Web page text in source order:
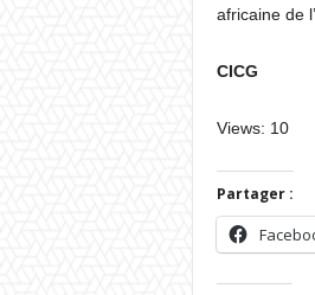
africaine de
CICG
Views: 10
Partager :